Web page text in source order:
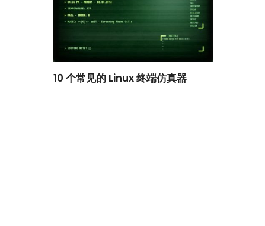
10 个常见的 Linux 终端仿真器